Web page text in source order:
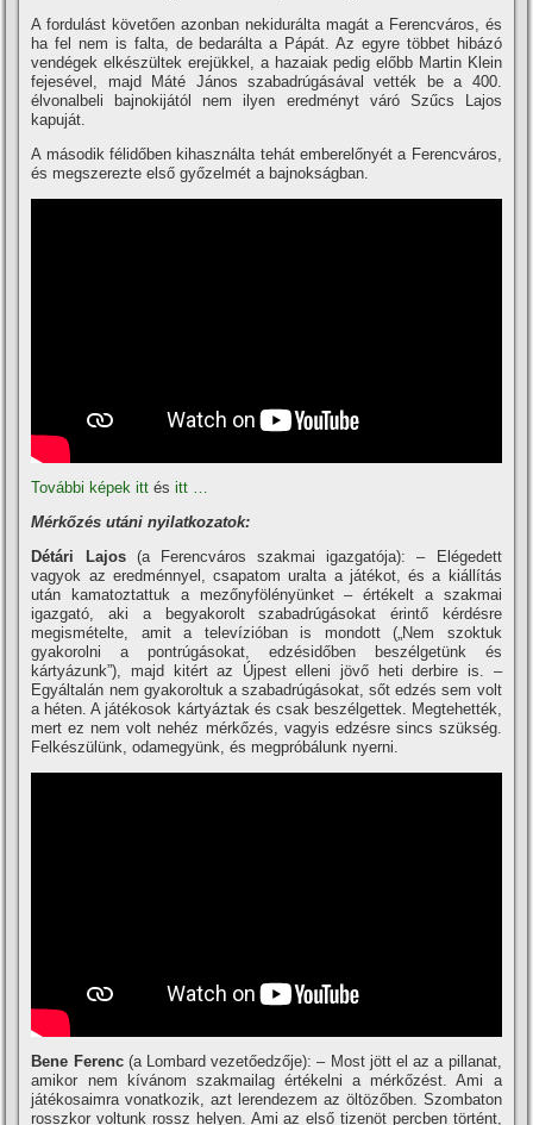
A fordulást követően azonban nekidurálta magát a Ferencváros, és
ha fel nem is falta, de bedarálta a Pápát. Az egyre többet hibázó
vendégek elkészültek erejükkel, a hazaiak pedig előbb Martin Klein
fejesével, majd Máté János szabadrúgásával vették be a 400.
élvonalbeli bajnokijától nem ilyen eredményt váró Szűcs Lajos
kapuját.
A második félidőben kihasználta tehát emberelőnyét a Ferencváros,
és megszerezte első győzelmét a bajnokságban.
További képek itt ésitt …
Mérkőzés utáni nyilatkozatok:
Détári Lajos(a Ferencváros szakmai igazgatója): – Elégedett
vagyok az eredménnyel, csapatom uralta a játékot, és a kiállí­tás
után kamatoztattuk a mezőnyfölényünket – értékelt a szakmai
igazgató, aki a begyakorolt szabadrúgásokat érintő kérdésre
megismételte, amit a televí­zióban is mondott („Nem szoktuk
gyakorolni a pontrúgásokat, edzésidőben beszélgetünk és
kártyázunk”), majd kitért az Újpest elleni jövő heti derbire is. –
Egyáltalán nem gyakoroltuk a szabadrúgásokat, sőt edzés sem volt
a héten. A játékosok kártyáztak és csak beszélgettek. Megtehették,
mert ez nem volt nehéz mérkőzés, vagyis edzésre sincs szükség.
Felkészülünk, odamegyünk, és megpróbálunk nyerni.
Bene Ferenc(a Lombard vezetőedzője): – Most jött el az a pillanat,
amikor nem kí­vánom szakmailag értékelni a mérkőzést. Ami a
játékosaimra vonatkozik, azt lerendezem az öltözőben. Szombaton
rosszkor voltunk rossz helyen. Ami az első tizenöt percben történt,